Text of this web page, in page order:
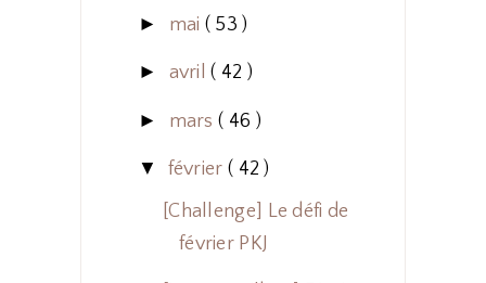
► mai ( 53 )
► avril( 42 )
► mars ( 46 )
▼ février ( 42 )
[Challenge] Le défi de
février PKJ